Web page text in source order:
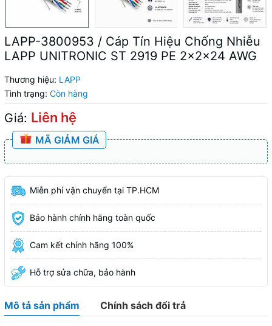
LAPP-3800953 / Cáp Tín Hiệu Chống Nhiễu
LAPP UNITRONIC ST 2919 PE 2x2x24 AWG
Thương hiệu: LAPP
Tình trạng: Còn hàng
Giá: Liên hệ
MÃ GIẢM GIÁ
Miễn phí vận chuyển tại TP.HCM
Bảo hành chính hãng toàn quốc
Cam kết chính hãng 100%
Hỗ trợ sửa chữa, bảo hành
Mô tả sản phẩm Chính sách đổi trả